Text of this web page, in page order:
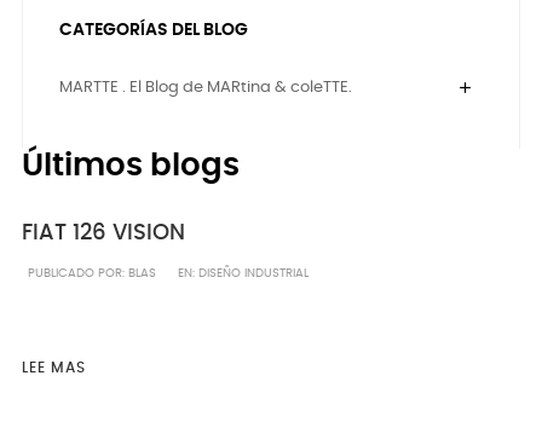
CATEGORÍAS DEL BLOG
MARTTE . El Blog de MARtina & coleTTE. add
Últimos blogs
FIAT 126 VISION
PUBLICADO POR: BLAS EN: DISEÑO INDUSTRIAL
LEE MAS